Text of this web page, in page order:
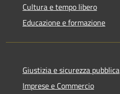
Cultura e tempo libero
Educazione e formazione
Giustizia e sicurezza pubblica
Imprese e Commercio